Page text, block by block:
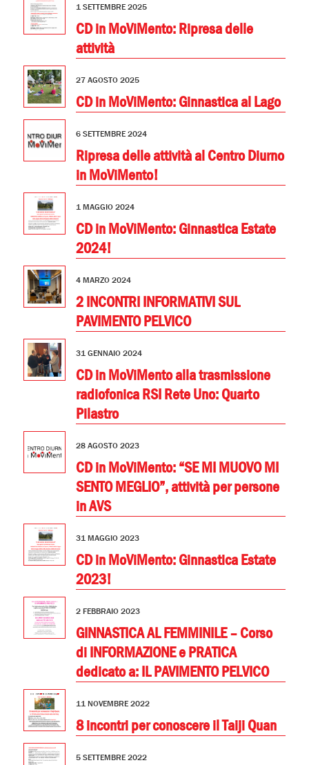
1 SETTEMBRE 2025
CD in MoViMento: Ripresa delle
attività
27 AGOSTO 2025
CD in MoViMento: Ginnastica al Lago
6 SETTEMBRE 2024
Ripresa delle attività al Centro Diurno
in MoViMento!
1 MAGGIO 2024
CD in MoViMento: Ginnastica Estate
2024!
4 MARZO 2024
2 INCONTRI INFORMATIVI SUL
PAVIMENTO PELVICO
31 GENNAIO 2024
CD in MoViMento alla trasmissione
radiofonica RSI Rete Uno: Quarto
Pilastro
28 AGOSTO 2023
CD in MoViMento: “SE MI MUOVO MI
SENTO MEGLIO”, attività per persone
in AVS
31 MAGGIO 2023
CD in MoViMento: Ginnastica Estate
2023!
2 FEBBRAIO 2023
GINNASTICA AL FEMMINILE – Corso
di INFORMAZIONE e PRATICA
dedicato a: IL PAVIMENTO PELVICO
11 NOVEMBRE 2022
8 incontri per conoscere il Taiji Quan
5 SETTEMBRE 2022